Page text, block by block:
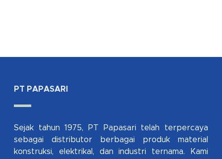
PT PAPASARI
Sejak tahun 1975, PT Papasari telah terpercaya
sebagai distributor berbagai produk material
konstruksi, elektrikal, dan industri ternama. Kami